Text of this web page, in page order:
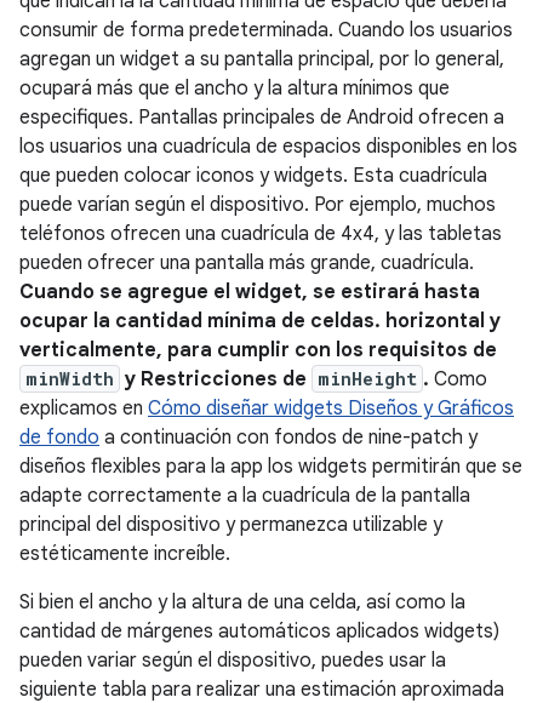
consumir de forma predeterminada. Cuando los usuarios
agregan un widget a su pantalla principal, por lo general,
ocupará más que el ancho y la altura mínimos que
especifiques. Pantallas principales de Android ofrecen a
los usuarios una cuadrícula de espacios disponibles en los
que pueden colocar iconos y widgets. Esta cuadrícula
puede varían según el dispositivo. Por ejemplo, muchos
teléfonos ofrecen una cuadrícula de 4x4, y las tabletas
pueden ofrecer una pantalla más grande, cuadrícula.
Cuando se agregue el widget, se estirará hasta
ocupar la cantidad mínima de celdas. horizontal y
verticalmente, para cumplir con los requisitos de
minWidth y Restricciones de minHeight . Como
explicamos en Cómo diseñar widgets Diseños y Gráficos
de fondo a continuación con fondos de nine-patch y
diseños flexibles para la app los widgets permitirán que se
adapte correctamente a la cuadrícula de la pantalla
principal del dispositivo y permanezca utilizable y
estéticamente increíble.
Si bien el ancho y la altura de una celda, así como la
cantidad de márgenes automáticos aplicados widgets)
pueden variar según el dispositivo, puedes usar la
siguiente tabla para realizar una estimación aproximada